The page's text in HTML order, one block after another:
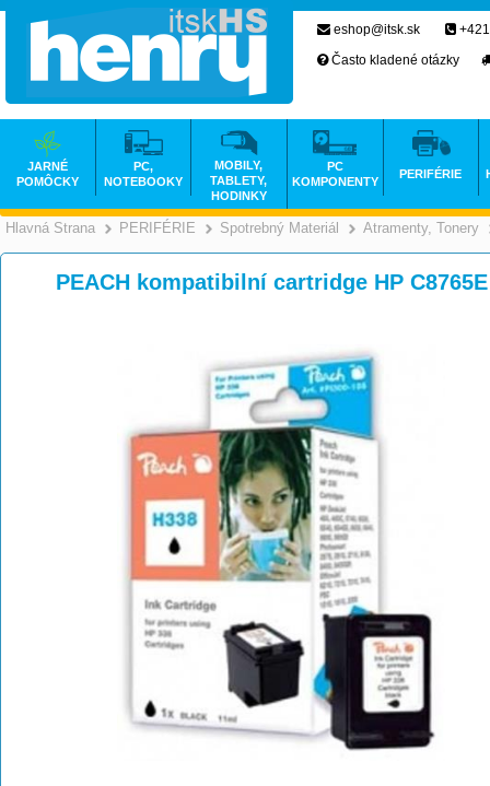
Hlavná Strana >
PERIFÉRIE >
Spotrebný Materiál >
Atramenty, Tonery
PEACH kompatibilní cartridge HP
eshop@itsk.sk
Často kladené otázky
JARNÉ
POMÔCKY
PC,
NOTEBOOKY
MOBILY,
TABLETY,
HODINKY
PC
KOMPONENTY
PERIFÉRIE